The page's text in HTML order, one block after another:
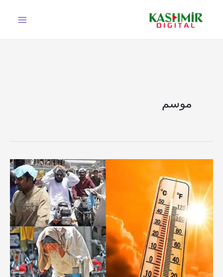
موسم
سمیت
ملک
بھر
میں گرمی
لہر